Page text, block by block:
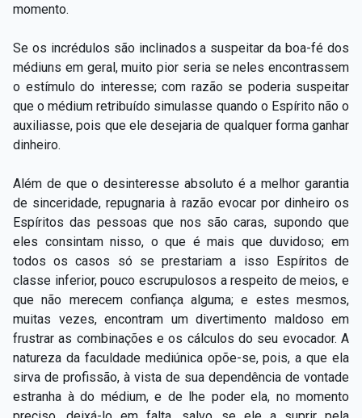
momento.
Se os incrédulos são inclinados a suspeitar da boa-fé dos
médiuns em geral, muito pior seria se neles encontrassem
o estímulo do interesse; com razão se poderia suspeitar
que o médium retribuído simulasse quando o Espírito não o
auxiliasse, pois que ele desejaria de qualquer forma ganhar
dinheiro.
Além de que o desinteresse absoluto é a melhor garantia
de sinceridade, repugnaria à razão evocar por dinheiro os
Espíritos das pessoas que nos são caras, supondo que
eles consintam nisso, o que é mais que duvidoso; em
todos os casos só se prestariam a isso Espíritos de
classe inferior, pouco escrupulosos a respeito de meios, e
que não merecem confiança alguma; e estes mesmos,
muitas vezes, encontram um divertimento maldoso em
frustrar as combinações e os cálculos do seu evocador. A
natureza da faculdade mediúnica opõe-se, pois, a que ela
sirva de profissão, à vista de sua dependência de vontade
estranha à do médium, e de lhe poder ela, no momento